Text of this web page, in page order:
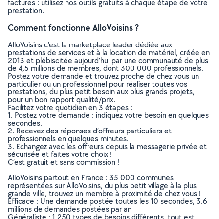
factures : utilisez nos outils gratuits à chaque étape de votre
prestation.
Comment fonctionne AlloVoisins ?
AlloVoisins c’est la marketplace leader dédiée aux
prestations de services et à la location de matériel, créée en
2013 et plébiscitée aujourd’hui par une communauté de plus
de 4,5 millions de membres, dont 300 000 professionnels.
Postez votre demande et trouvez proche de chez vous un
particulier ou un professionnel pour réaliser toutes vos
prestations, du plus petit besoin aux plus grands projets,
pour un bon rapport qualité/prix.
Facilitez votre quotidien en 3 étapes :
1. Postez votre demande : indiquez votre besoin en quelques
secondes.
2. Recevez des réponses d’offreurs particuliers et
professionnels en quelques minutes.
3. Echangez avec les offreurs depuis la messagerie privée et
sécurisée et faites votre choix !
C’est gratuit et sans commission !
AlloVoisins partout en France : 35 000 communes
représentées sur AlloVoisins, du plus petit village à la plus
grande ville, trouvez un membre à proximité de chez vous !
Efficace : Une demande postée toutes les 10 secondes, 3.6
millions de demandes postées par an
Généraliste : 1 250 types de besoins différents, tout est